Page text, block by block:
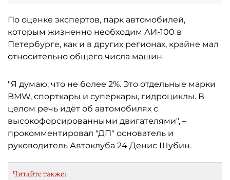
По оценке экспертов, парк автомобилей,
которым жизненно необходим АИ-100 в
Петербурге, как и в других регионах, крайне мал
относительно общего числа машин.
"Я думаю, что не более 2%. Это отдельные марки
BMW, спорткары и суперкары, гидроциклы. В
целом речь идёт об автомобилях с
высокофорсированными двигателями", –
прокомментировал "ДП" основатель и
руководитель Автоклуба 24 Денис Шубин.
Читайте также: